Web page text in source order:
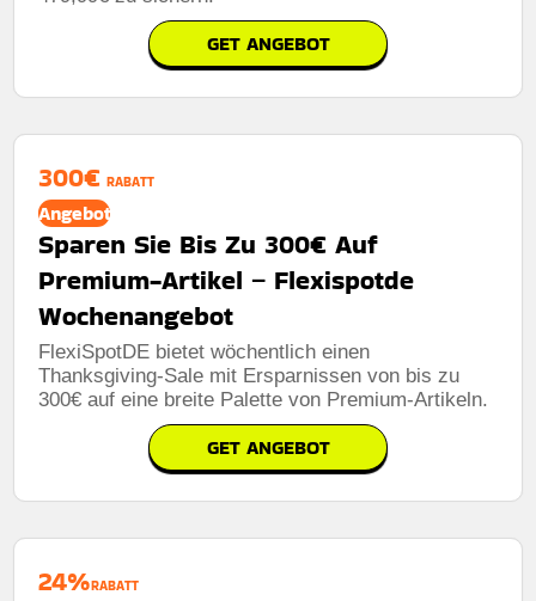
GET ANGEBOT
300€ RABATT
Angebot
Sparen Sie Bis Zu 300€ Auf
Premium-Artikel – Flexispotde
Wochenangebot
FlexiSpotDE bietet wöchentlich einen
Thanksgiving-Sale mit Ersparnissen von bis zu
300€ auf eine breite Palette von Premium-Artikeln.
GET ANGEBOT
24%RABATT